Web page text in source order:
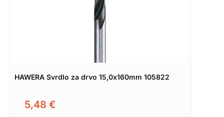
HAWERA Svrdlo za drvo 15,0x160mm 105822
5,48 €